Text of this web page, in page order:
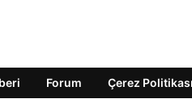
Forum Çerez Politikası